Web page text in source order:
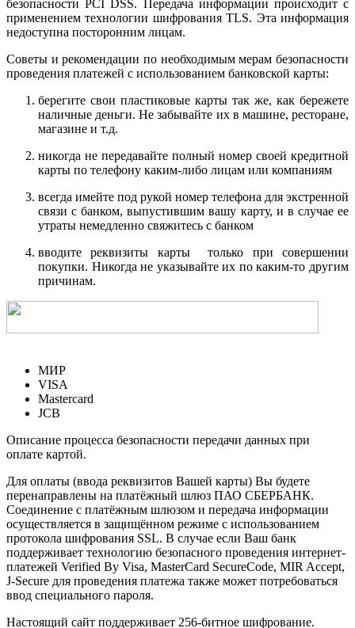
безопасности PCI DSS. Передача информации происходит с
применением технологии шифрования TLS. Эта информация
недоступна посторонним лицам.
Советы и рекомендации по необходимым мерам безопасности
проведения платежей с использованием банковской карты:
берегите свои пластиковые карты так же, как бережете
наличные деньги. Не забывайте их в машине, ресторане,
магазине и т.д.
никогда не передавайте полный номер своей кредитной
карты по телефону каким-либо лицам или компаниям
всегда имейте под рукой номер телефона для экстренной
связи с банком, выпустившим вашу карту, и в случае ее
утраты немедленно свяжитесь с банком
вводите реквизиты карты только при совершении
покупки. Никогда не указывайте их по каким-то другим
причинам.
МИР
VISA
Mastercard
JCB
Описание процесса безопасности передачи данных при
оплате картой.
Для оплаты (ввода реквизитов Вашей карты) Вы будете
перенаправлены на платёжный шлюз ПАО СБЕРБАНК.
Соединение с платёжным шлюзом и передача информации
осуществляется в защищённом режиме с использованием
протокола шифрования SSL. В случае если Ваш банк
поддерживает технологию безопасного проведения интернет-
платежей Verified By Visa, MasterCard SecureCode, MIR Accept,
J-Secure для проведения платежа также может потребоваться
ввод специального пароля.
Настоящий сайт поддерживает 256-битное шифрование.